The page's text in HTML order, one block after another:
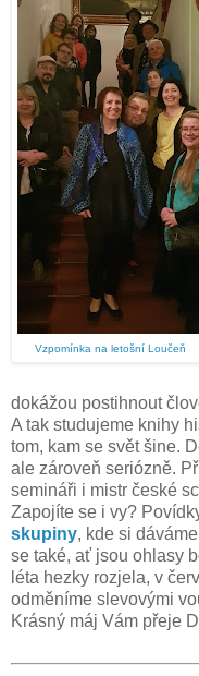
Vzpomínka na letošní Loučeň
dokážou postihnout
A tak studujeme knihy
tom, kam se svět šine.
ale zároveň seriózně.
semináři i mistr české
Zapojíte se i vy?
skupiny, kde si
se také, ať jsou ohlasy
léta hezky rozjela, v
odměníme slevovými
Krásný máj Vám přeje